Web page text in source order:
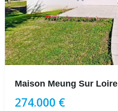
Maison Meung Sur Loire
274.000 €